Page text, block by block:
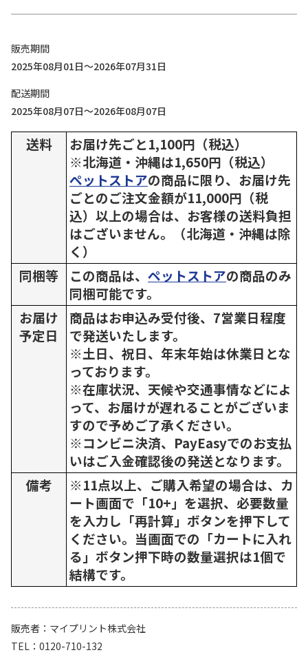
販売期間
2025年08月01日～2026年07月31日
配送期間
2025年08月07日～2026年08月07日
送料
お届け先ごと1,100円（税込）
※北海道・沖縄は1,650円（税込）
ペットストアの商品に限り、お届け先
ごとのご注文金額が11,000円（税
込）以上の場合は、お客様の送料負担
はございません。（北海道・沖縄は除
く）
同梱等
この商品は、 ペットストアの商品のみ
同梱可能です。
お届け
予定日
商品はお申込み受付後、7営業日程度
で発送いたします。
※土日、祝日、年末年始は休業日とな
っております。
※在庫状況、天候や交通事情などによ
って、お届けが遅れることがございま
すので予めご了承ください。
※コンビニ決済、PayEasyでのお支払
いはご入金確認後の発送となります。
備考
※11点以上、ご購入希望の場合は、カ
ート画面で「10+」を選択、必要数量
を入力し「再計算」ボタンを押下して
ください。当画面での「カートに入れ
る」ボタン押下時の数量選択は1個で
結構です。
販売者
マイプリント株式会社
TEL
0120-710-132